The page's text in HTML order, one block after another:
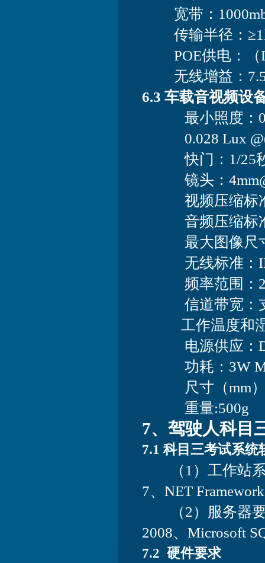
宽带：
传输半径：
POE供电：（
无线增益：
6.3 车载音视频设
最小照度：0.01
0.028 Lux
快门：1/25秒
镜头：4mm@
视频压缩标准
音频压缩标准
最大图像尺寸
无线标准：
频率范围：2.4
信道带宽：支
工作温度和湿
电源供应：
功耗：3W
尺寸（mm）
重量:500g
7、驾驶人科目
7.1 科目三考试系统
（1）工作站系
7、NET
（2）服务器要
2008、Microsoft
7.2 硬件要求